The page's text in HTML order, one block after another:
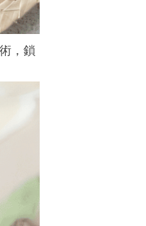
，鎖